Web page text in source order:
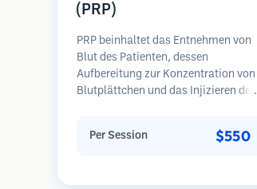
(PRP)
PRP beinhaltet das Entnehmen von
Blut des Patienten, dessen
Aufbereitung zur Konzentration von
Blutplättchen und das Injizieren des
Wachstumsfaktoren in den
Per Session $550